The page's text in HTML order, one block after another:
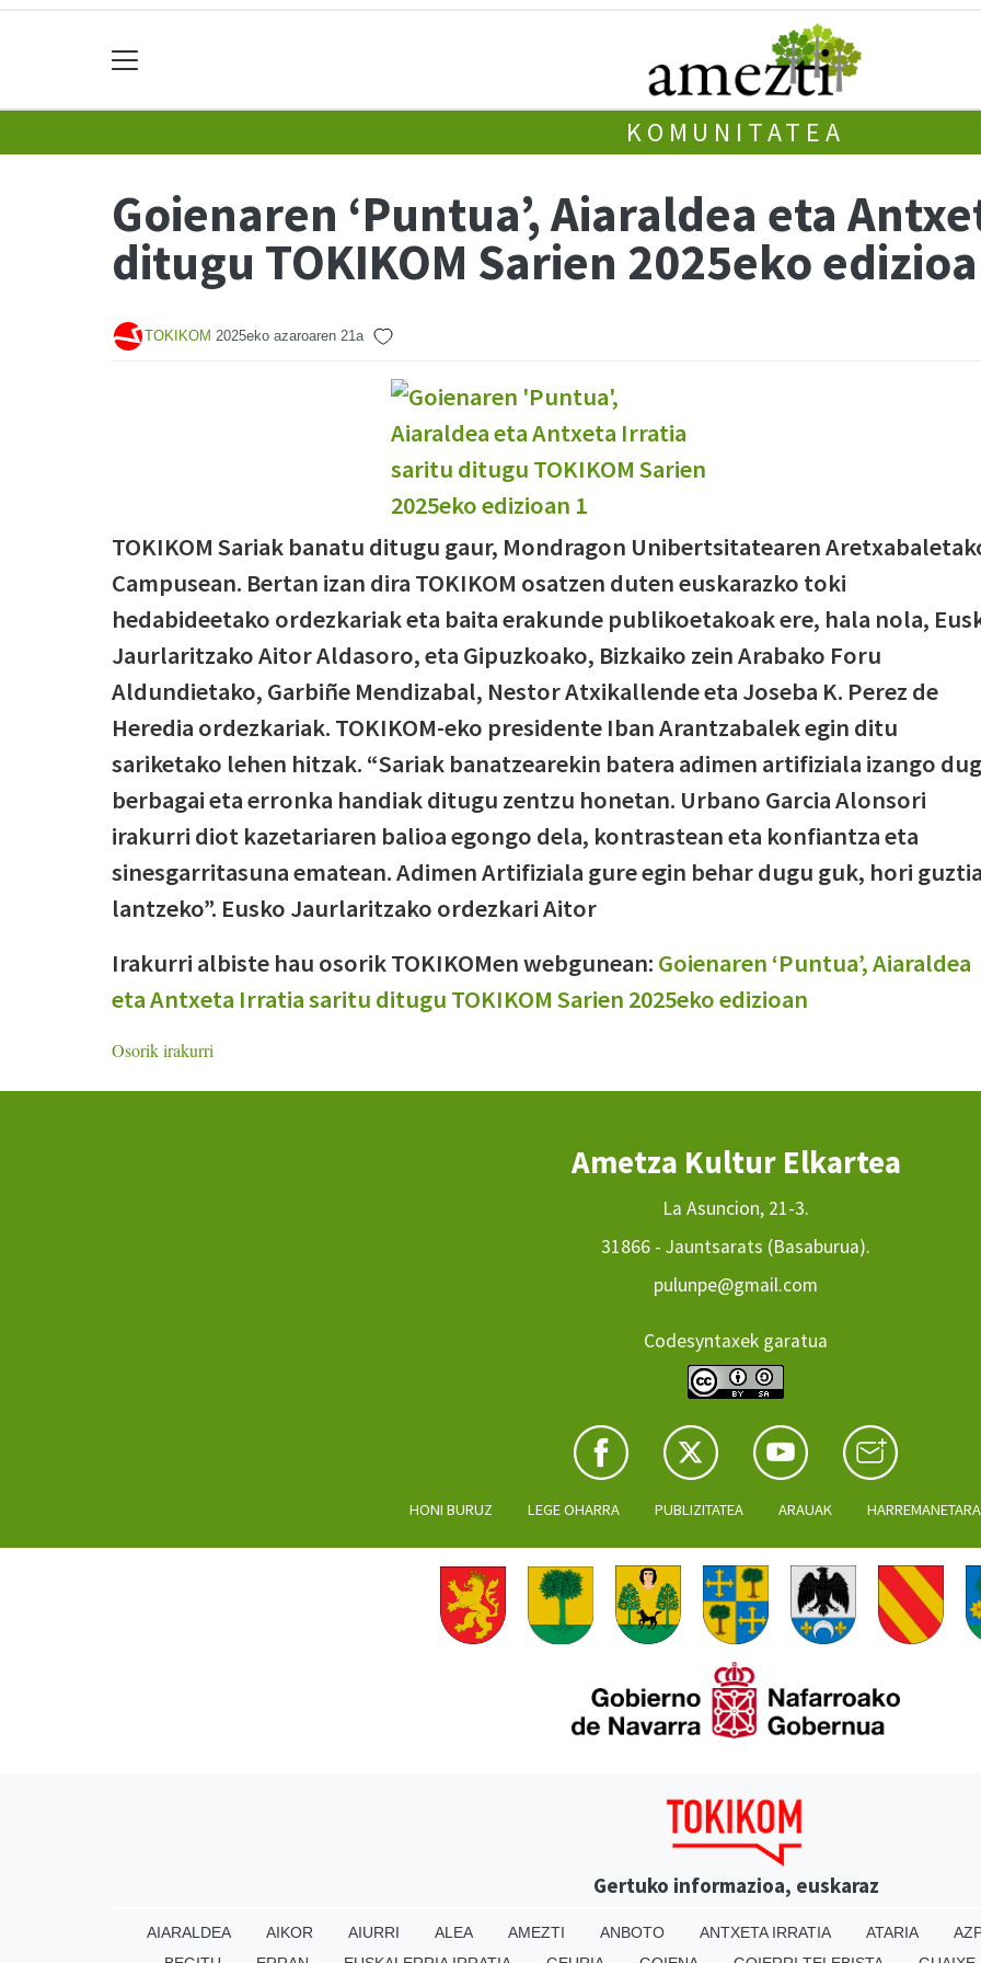
KOMUNITATEA
Goienaren ‘Puntua’, Aiaraldea eta
ditugu TOKIKOM Sarien 2025eko
TOKIKOM 2025eko azaroaren 21a
TOKIKOM Sariak banatu ditugu gaur, Mondragon Unibertsitatearen
Campusean. Bertan izan dira TOKIKOM osatzen duten euskarazko toki
hedabideetako ordezkariak eta baita erakunde publikoetakoak ere, hala nola,
Jaurlaritzako Aitor Aldasoro, eta Gipuzkoako, Bizkaiko zein Arabako Foru
Aldundietako, Garbiñe Mendizabal, Nestor Atxikallende eta Joseba K. Perez de
Heredia ordezkariak. TOKIKOM-eko presidente Iban Arantzabalek egin ditu
sariketako lehen hitzak. “Sariak banatzearekin batera adimen artifiziala izango
berbagai eta erronka handiak ditugu zentzu honetan. Urbano Garcia Alonsori
irakurri diot kazetariaren balioa egongo dela, kontrastean eta konfiantza eta
sinesgarritasuna ematean. Adimen Artifiziala gure egin behar dugu guk, hori guztia
lantzeko”. Eusko Jaurlaritzako ordezkari Aitor
Irakurri albiste hau osorik TOKIKOMen webgunean: Goienaren ‘Puntua’, Aiaraldea
eta Antxeta Irratia saritu ditugu TOKIKOM Sarien 2025eko edizioan
Osorik irakurri
Ametza Kultur Elkartea
La Asuncion, 21-3.
31866 - Jauntsarats (Basaburua).
pulunpe@gmail.com
Codesyntaxek garatua
HONI BURUZ LEGE OHARRA PUBLIZITATEA ARAUAK
Gertuko informazioa, euskaraz
AIARALDEA AIKOR AIURRI ALEA AMEZTI ANBOTO ANTXETA IRRATIA ATARIA